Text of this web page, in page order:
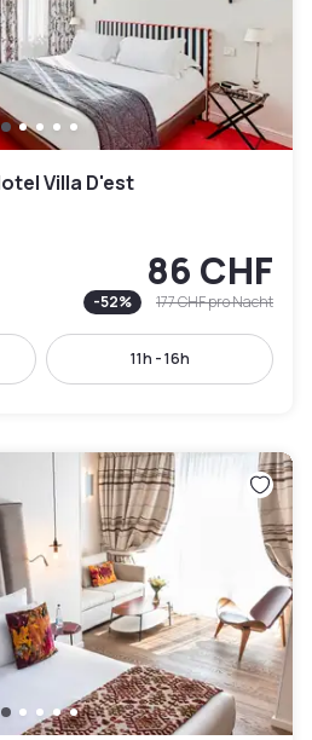
Villa D'est
86 CHF
-52% 177 CHFpro Nacht
11h - 16h